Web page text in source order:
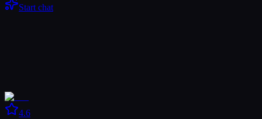
Start chat
4.6